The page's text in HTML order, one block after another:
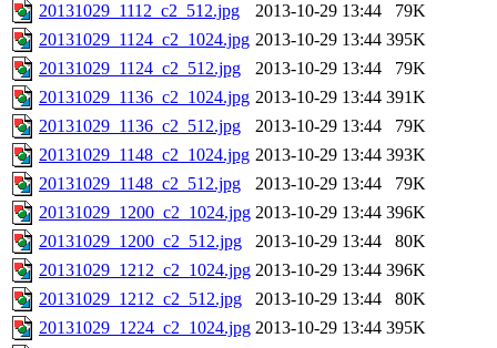
20131029_1112_c2_512.jpg
2013-10-29 13:44
79K
20131029_1124_c2_1024.jpg 2013-10-29 13:44 395K
20131029_1124_c2_512.jpg
2013-10-29 13:44
79K
20131029_1136_c2_1024.jpg 2013-10-29 13:44 391K
20131029_1136_c2_512.jpg
2013-10-29 13:44
79K
20131029_1148_c2_1024.jpg 2013-10-29 13:44 393K
20131029_1148_c2_512.jpg
2013-10-29 13:44
79K
20131029_1200_c2_1024.jpg 2013-10-29 13:44 396K
20131029_1200_c2_512.jpg
2013-10-29 13:44
80K
20131029_1212_c2_1024.jpg 2013-10-29 13:44 396K
20131029_1212_c2_512.jpg
2013-10-29 13:44
80K
20131029_1224_c2_1024.jpg 2013-10-29 13:44 395K